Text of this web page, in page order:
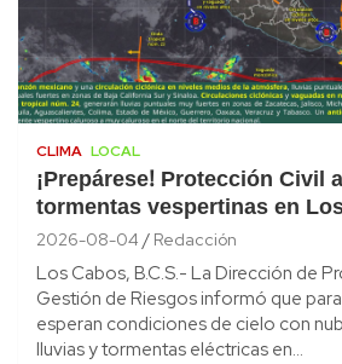
CLIMA LOCAL
¡Prepárese! Protección Civil
tormentas vespertinas en
2026-08-04 Redacción
Los Cabos, B.C.S.- La Dirección de
Gestión de Riesgos informó que
esperan condiciones de cielo con
lluvias y tormentas eléctricas en…